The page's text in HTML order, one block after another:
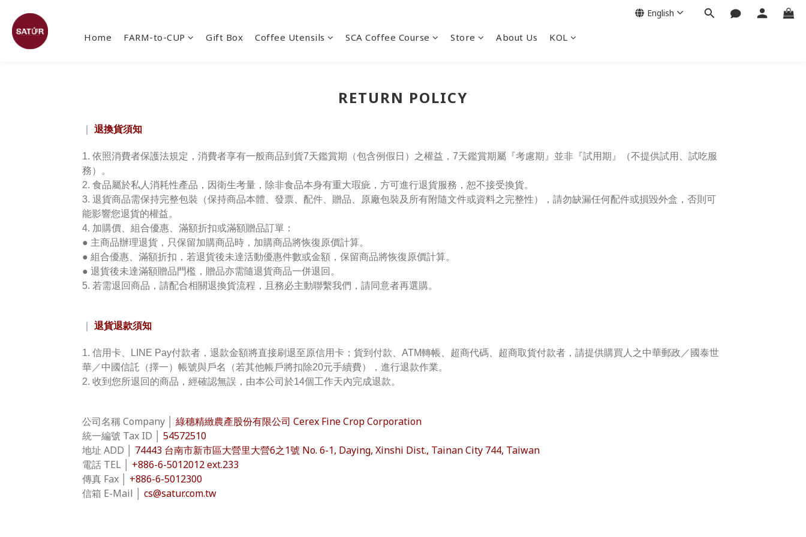
Home FARM-to-CUP Gift Box Coffee Utensils SCA Coffee Course Store About Us KOL
English
RETURN POLICY
退換貨須知
1. 依照消費者保護法規定，消費者享有一般商品到貨7天鑑賞期（包含例假日）之權益，7天鑑賞期屬『考慮期』並非『試用期』（不提供試用、試吃服
務）。
2. 食品屬於私人消耗性產品，因衛生考量，除非食品本身有重大瑕疵，方可進行退貨服務，恕不接受換貨。
3. 退貨商品需保持完整包裝（保持商品本體、發票、配件、贈品、原廠包裝及所有附隨文件或資料之完整性），請勿缺漏任何配件或損毀外盒，否則可
能影響您退貨的權益。
4. 加購價、組合優惠、滿額折扣或滿額贈品訂單：
● 主商品辦理退貨，只保留加購商品時，加購商品將恢復原價計算。
● 組合優惠、滿額折扣，若退貨後未達活動優惠件數或金額，保留商品將恢復原價計算。
● 退貨後未達滿額贈品門檻，贈品亦需隨退貨商品一併退回。
5. 若需退回商品，請配合相關退換貨流程，且 務必主動聯繫我們， 請同意者再選購。
退貨退款須知
1. 信用卡、 LINE Pay付款者，退款金額將直接刷退至原信用卡；貨到付款、ATM轉帳、 超商代碼、超商取貨付款者，請提供購買人之中華郵政／國泰世
華／中國信託（擇一）帳號與戶名
（若其他帳戶將扣除20元手續費），進行退款作業。
2. 收到您所退回的商品，經確認無誤，由本公司於14個工作天內完成退款。
公司名稱 Company │ 綠穗精緻農產股份有限公司 Cerex Fine Crop Corporation
統一編號 Tax ID │
54572510
地址 ADD │ 74443 台南市新市區大營里大營6之1號 No. 6-1, Daying, Xinshi Dist., Tainan City 744, Taiwan
電話 TEL │ +886-6-5012012 ext.233
傳真 Fax │ +886-6-5012300
信箱 E-Mail │ cs@satur.com.tw